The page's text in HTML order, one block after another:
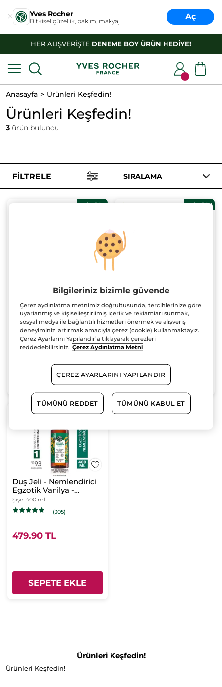
Yves Rocher
Bitkisel güzellik, bakım, makyaj Aç
HER ALIŞVERİŞTE DENEME BOY ÜRÜN HEDİYE!
Anasayfa Ürünleri Keşfedin!
Ürünleri Keşfedin!
3 ürün bulundu
FILTRELE SIRALAMA
3 al 2 öde!
Nemlendirici, Besleyici
Onarıcı Karite/Shea
(464)
299.90 TL
SEPETE EKLE
3 al 2 öde!
- Kuru Saçlar /
Nutrition- SLS,SLES
içermez,Tuzsuz, Vegan
(137)
649.90 TL
SEPETE EKLE
3 al 2 öde!
Duş Jeli - Nemlendirici
Egzotik Vanilya -
SLS,SLES
İçermez,Vegan
Şişe 400 ml
(305)
479.90 TL
SEPETE EKLE
Ürünleri Keşfedin!
Ürünleri Keşfedin!
Bilgileriniz bizimle güvende
Çerez aydınlatma metnimiz doğrultusunda, tercihlerinize göre
uyarlanmış ve kişiselleştirilmiş içerik ve reklamları sunmak,
sosyal medya ile bağlantılı hizmetleri önermek ve alışveriş
deneyiminizi artırmak amacıyla çerez (cookie) kullanmaktayız.
Çerez Ayarlarını Yapılandır’a tıklayarak çerezleri
reddedebilirsiniz. Çerez Aydınlatma Metni
ÇEREZ AYARLARINI YAPILANDIR
TÜMÜNÜ REDDET TÜMÜNÜ KABUL ET